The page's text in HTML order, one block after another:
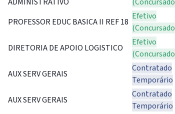
ADMINISTRATIVO
PROFESSOR EDUC BASICA II REF 18
Efetivo
DIRETORIA DE APOIO LOGISTICO
Efetivo
AUX SERV GERAIS
Contratado
Temporário
AUX SERV GERAIS
Contratado
Temporário